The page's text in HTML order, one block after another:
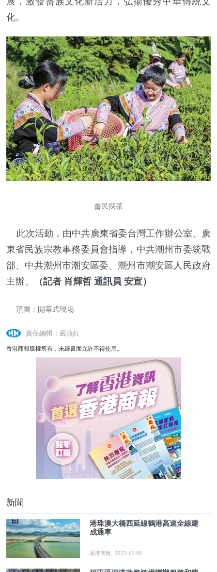
化。
畲民採茶
此次活動，由中共廣東省委台灣工作辦公室、廣
東省民族宗教事務委員會指導，中共潮州市委統戰
部、中共潮州市潮安區委、潮州市潮安區人民政府
主辦。
（記者 肖輝哲 通訊員 安宣）
頂圖：開幕式現場
責任編輯：嚴燕紅
香港商報版權所有，未經書面允許不得使用。
新聞
港珠澳大橋西延線鶴港高速全線建
成通車
香港商報 2023-12-09